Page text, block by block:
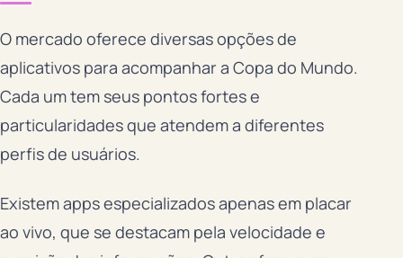
O mercado oferece diversas opções de
aplicativos para acompanhar a Copa do Mundo.
Cada um tem seus pontos fortes e
particularidades que atendem a diferentes
perfis de usuários.
Existem apps especializados apenas em placar
ao vivo, que se destacam pela velocidade e